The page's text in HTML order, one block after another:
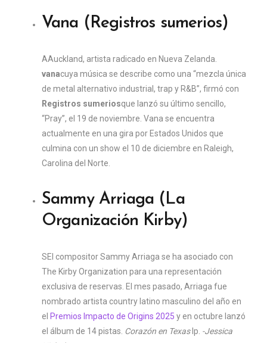
Vana (Registros sumerios)
AAuckland, artista radicado en Nueva Zelanda.
vanacuya música se describe como una “mezcla única
de metal alternativo industrial, trap y R&B”, firmó con
Registros sumeriosque lanzó su último sencillo,
“Pray”, el 19 de noviembre. Vana se encuentra
actualmente en una gira por Estados Unidos que
culmina con un show el 10 de diciembre en Raleigh,
Carolina del Norte.
Sammy Arriaga (La
Organización Kirby)
SEl compositor Sammy Arriaga se ha asociado con
The Kirby Organization para una representación
exclusiva de reservas. El mes pasado, Arriaga fue
nombrado artista country latino masculino del año en
el Premios Impacto de Origins 2025 y en octubre lanzó
el álbum de 14 pistas. Corazón en Texaslp. -Jessica